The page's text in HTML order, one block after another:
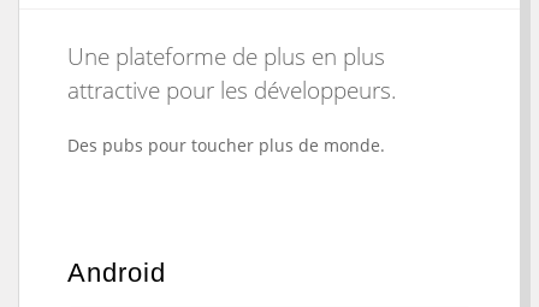
Une plateforme de plus en plus
attractive pour les développeurs.
Des pubs pour toucher plus de monde.
Android